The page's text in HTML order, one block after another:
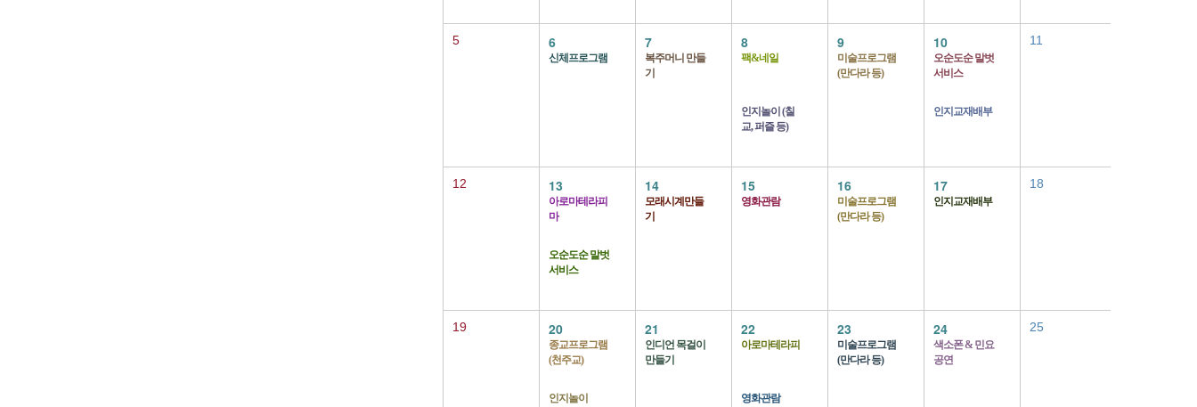
5 6
신체프로그램
7
복주머니 만들
기
8
팩&네일
인지놀이 (칠
교, 퍼즐 등)
9
미술프로그램
(만다라 등)
10
오순도순 말벗
서비스
인지교재배부
11
12 13
아로마테라피
마
오순도순 말벗
서비스
14
모래시계만들
기
15
영화관람
16
미술프로그램
(만다라 등)
17
인지교재배부
18
19 20
종교프로그램
(천주교)
인지놀이
21
인디언 목걸이
만들기
22
아로마테라피
영화관람
23
미술프로그램
(만다라 등)
24
색소폰 & 민요
공연
25